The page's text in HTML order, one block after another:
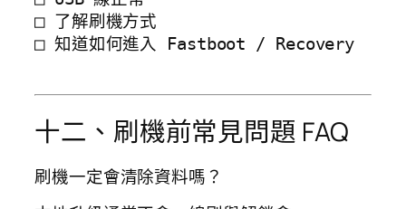
□ 了解刷機方式
□ 知道如何進入 Fastboot / Recovery
十二、刷機前常見問題 FAQ
刷機一定會清除資料嗎？